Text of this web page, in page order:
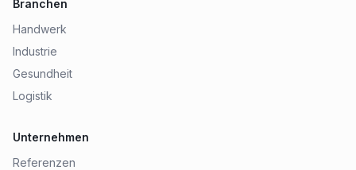
Branchen
Handwerk
Industrie
Gesundheit
Logistik
Unternehmen
Referenzen